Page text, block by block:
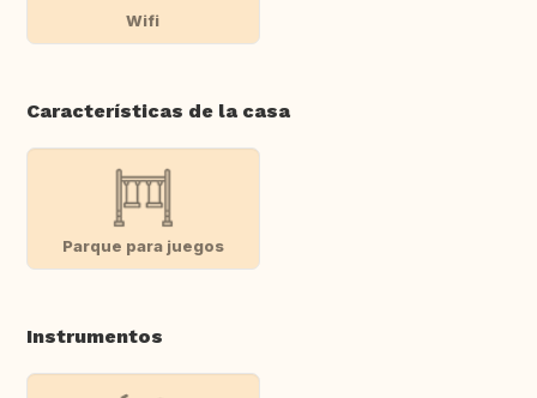
Wifi
Características de la casa
Parque para juegos
Instrumentos